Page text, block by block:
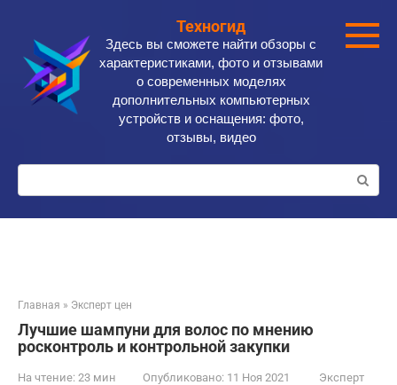
контенту
Техногид
Здесь вы сможете найти обзоры с
характеристиками, фото и отзывами
о современных моделях
дополнительных компьютерных
устройств и оснащения: фото,
отзывы, видео
Поиск:
Главная » Эксперт цен
Лучшие шампуни для волос по мнению
росконтроль и контрольной закупки
На чтение: 23 мин Опубликовано: 11 Ноя 2021
Эксперт